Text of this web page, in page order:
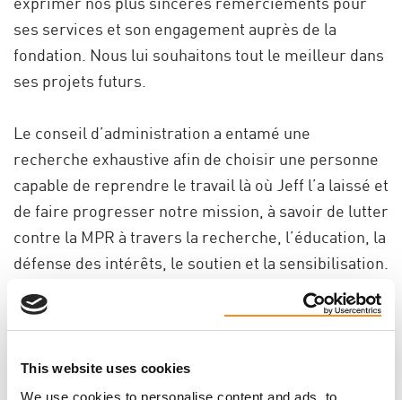
This website uses cookies
We use cookies to personalise content and ads, to
ses services et son engagement auprès de la
fondation. Nous lui souhaitons tout le meilleur dans
ses projets futurs.
Le conseil d’administration a entamé une
recherche exhaustive afin de choisir une personne
capable de reprendre le travail là où Jeff l’a laissé et
de faire progresser notre mission, à savoir de lutter
contre la MPR à travers la recherche, l’éducation, la
défense des intérêts, le soutien et la sensibilisation.
Nous demeurons engagés à accomplir notre
faire une différence dans la vie de ceux et celles
dont la vie est affectée par la MPR. Nous vous